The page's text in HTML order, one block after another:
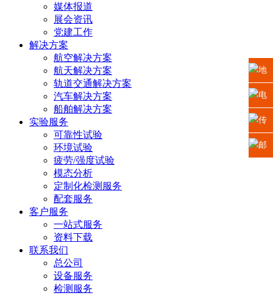
媒体报道
展会资讯
党建工作
解决方案
航空解决方案
航天解决方案
轨道交通解决方案
汽车解决方案
船舶解决方案
实验服务
可靠性试验
环境试验
疲劳/强度试验
模态分析
定制化检测服务
配套服务
客户服务
一站式服务
资料下载
联系我们
总公司
设备服务
检测服务
地
址：
江苏
省苏
电
话：
0512-
传
真：
邮